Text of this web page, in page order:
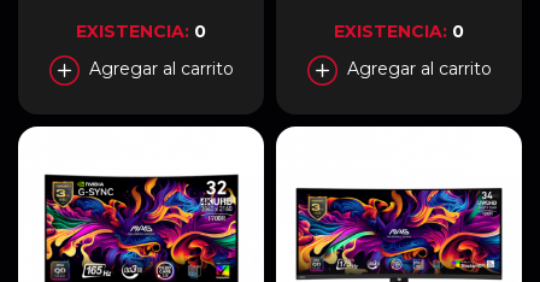
EXISTENCIA: 0
Agregar al carrito
EXISTENCIA: 0
Agregar al carrito